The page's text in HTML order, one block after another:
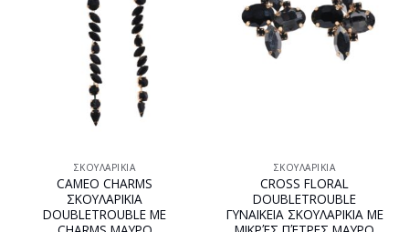
ΣΚΟΥΛΑΡΊΚΙΑ
CAMEO CHARMS
ΣΚΟΥΛΑΡΙΚΙΑ
DOUBLETROUBLE ΜΕ
ΣΚΟΥΛΑΡΊΚΙΑ
CROSS FLORAL
DOUBLETROUBLE
ΓΥΝΑΙΚΕΙΑ ΣΚΟΥΛΑΡΙΚΙΑ ΜΕ